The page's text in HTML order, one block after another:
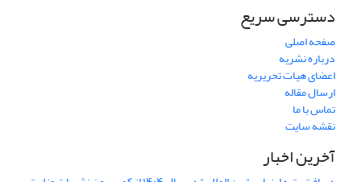
دسترسی سریع
صفحه اصلی
درباره نشریه
اعضای هیات تحریریه
ارسال مقاله
تماس با ما
نقشه سایت
آخرین اخبار